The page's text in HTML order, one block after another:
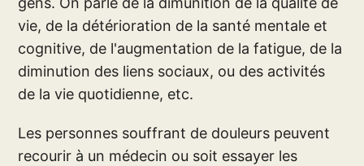
vie, de la détérioration de la santé mentale et
cognitive, de l'augmentation de la fatigue, de la
diminution des liens sociaux, ou des activités
de la vie quotidienne, etc.
Les personnes souffrant de douleurs peuvent
recourir à un médecin ou soit essayer les